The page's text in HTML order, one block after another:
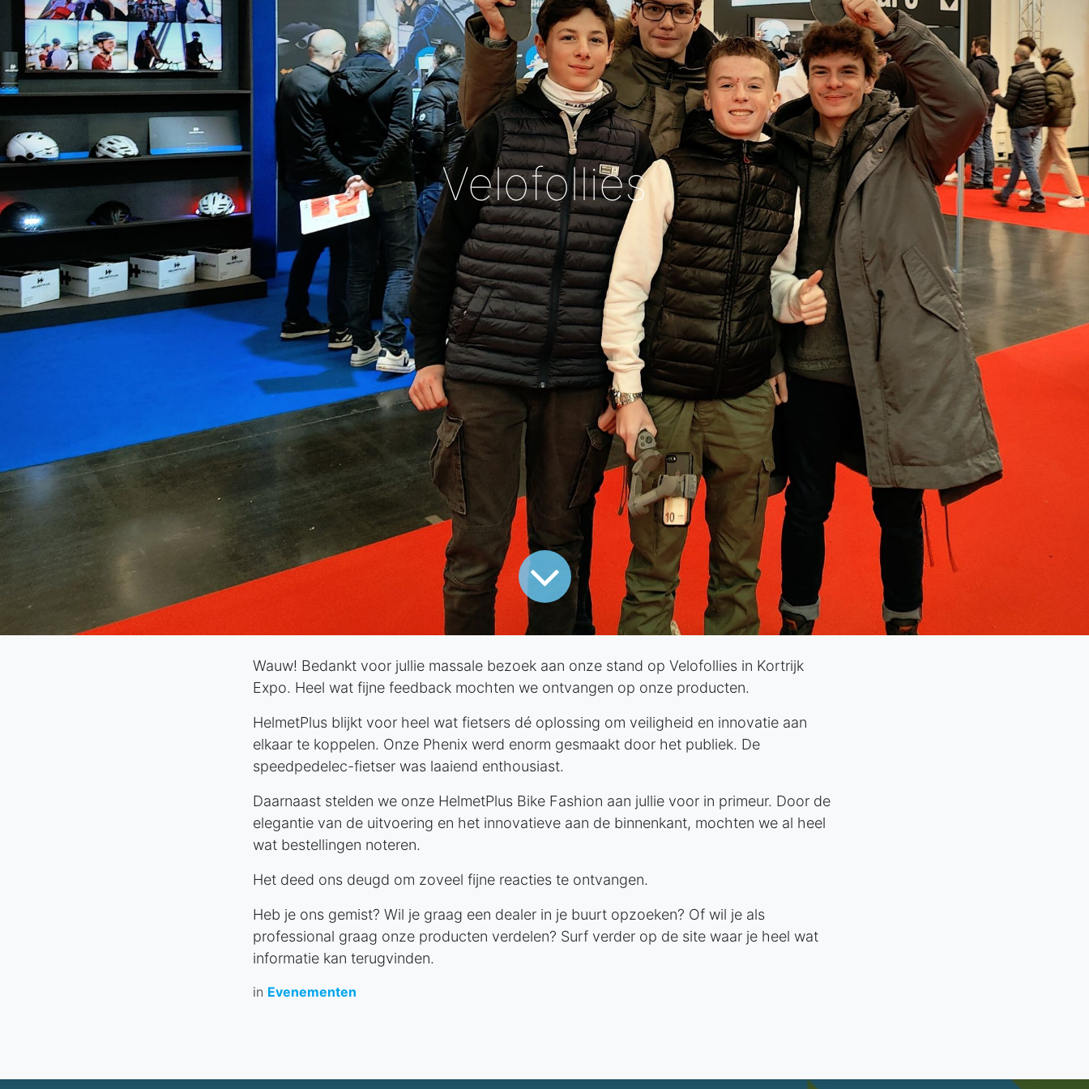
Velofollies
Wauw! Bedankt voor jullie massale bezoek aan onze stand op Velofollies in Kortrijk
Expo. Heel wat fijne feedback mochten we ontvangen op onze producten.
HelmetPlus blijkt voor heel wat fietsers dé oplossing om veiligheid en innovatie aan
elkaar te koppelen. Onze Phenix werd enorm gesmaakt door het publiek. De
speedpedelec-fietser was laaiend enthousiast.
Daarnaast stelden we onze HelmetPlus Bike Fashion aan jullie voor in primeur. Door de
elegantie van de uitvoering en het innovatieve aan de binnenkant, mochten we al heel
wat bestellingen noteren.
Het deed ons deugd om zoveel fijne reacties te ontvangen.
Heb je ons gemist? Wil je graag een dealer in je buurt opzoeken? Of wil je als
professional graag onze producten verdelen? Surf verder op de site waar je heel wat
informatie kan terugvinden.
in Evenementen